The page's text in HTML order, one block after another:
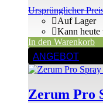
Ursprünglicher
Auf Lager
Kann heute
In den Warenkorb
ANGEBOT
Zerum Pro